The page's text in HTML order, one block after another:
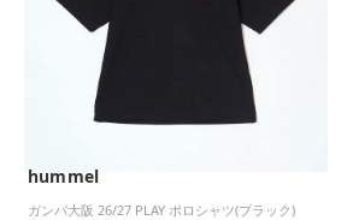
hummel
ガンバ大阪 26/27 PLAY ポロシャツ(ブラック)